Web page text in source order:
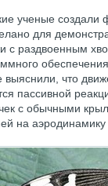
ученые
для
с раздвоенным
выяснили, что
пассивной
с обычными
на